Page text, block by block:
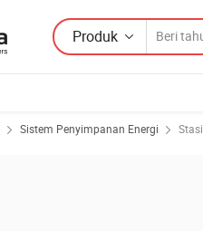
Produk
Sistem Penyimpanan Energi